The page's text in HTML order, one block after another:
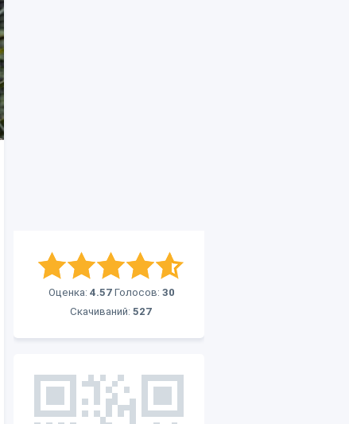
Оценка: 4.57 Голосов: 30
Скачиваний: 527